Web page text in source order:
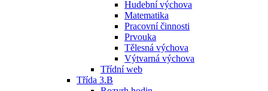
Hudební výchova
Matematika
Pracovní činnosti
Prvouka
Tělesná výchova
Výtvarná výchova
Třídní web
Třída 3.B